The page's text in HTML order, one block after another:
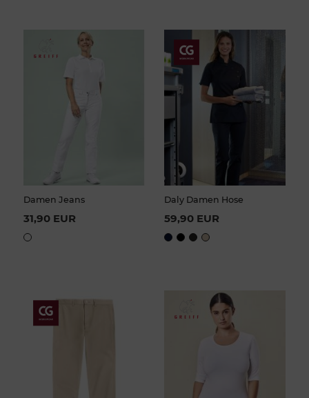
Damen Jeans
31,90 EUR
Daly Damen Hose
59,90 EUR